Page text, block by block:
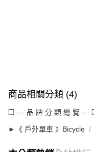
商品相關分類 (4)
❒ --- 品 牌 分 類 總 覽 ---
►《 戶外單車 》Bicycle